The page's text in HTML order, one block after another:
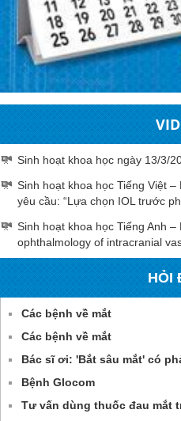
Sinh hoạt khoa học ngày 13/3/
Sinh hoạt khoa học Tiếng Việt
yêu cầu: “Lựa chọn IOL trước
Sinh hoạt khoa học Tiếng Anh
ophthalmology of intracranial
HỎI
Các bệnh về mắt
Các bệnh về mắt
Bác sĩ ơi: 'Bắt sâu mắt' có
Bệnh Glocom
Tư vấn dùng thuốc đau mắt